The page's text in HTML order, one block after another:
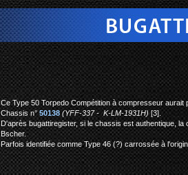
Ce Type 50 Torpedo Compétition à compresseur
Chassis n°50138(YFF-337 - K-LM-1931H)[3].
D'après bugattiregister, si le chassis est authentique,
Bscher.
Parfois identifiée comme Type 46 (?) carrossée à